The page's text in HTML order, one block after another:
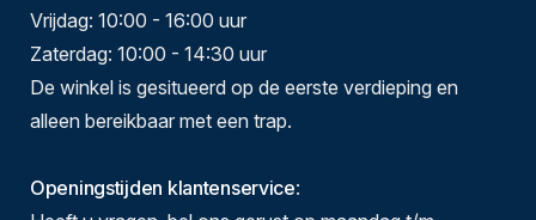
Vrijdag: 10:00 - 16:00 uur
Zaterdag: 10:00 - 14:30 uur
De winkel is gesitueerd op de eerste verdieping en
alleen bereikbaar met een trap.
Openingstijden klantenservice: